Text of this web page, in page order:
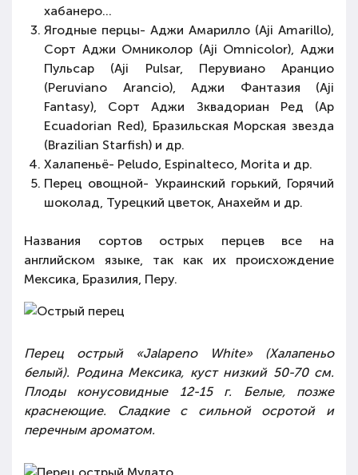
хабанеро…
Ягодные перцы- Аджи Амарилло (Aji Amarillo),
Сорт Аджи Омниколор (Aji Omnicolor), Аджи
Пульсар (Aji Pulsar, Перувиано Аранцио
(Peruviano Arancio), Аджи Фантазия (Aji
Fantasy), Сорт Аджи Зквадориан Ред (Ар
Ecuadorian Red), Бразильская Морская звезда
(Brazilian Starfish) и др.
Халапеньё- Рeludo, Espinalteco, Morita и др.
Перец овощной- Украинский горький, Горячий
шоколад, Турецкий цветок, Анахейм и др.
Названия сортов острых перцев все на
английском языке, так как их происхождение
Мексика, Бразилия, Перу.
Перец острый «Jalapeno White» (Халапеньо
белый). Родина Мексика, куст низкий 50-70 см.
Плоды конусовидные 12-15 г. Белые, позже
краснеющие. Сладкие с сильной осротой и
перечным ароматом.